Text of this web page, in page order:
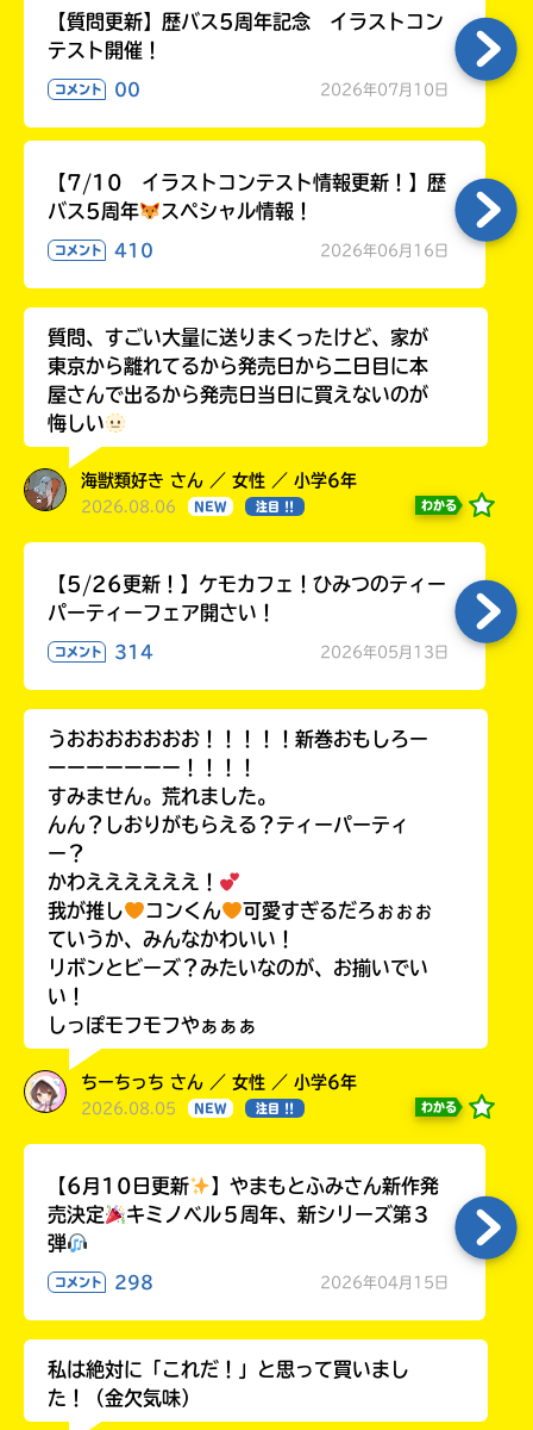
【質問更新】歴バス5周年記念 イラストコン
テスト開催！
コメント 00 2026年07月10日
【7/10 イラストコンテスト情報更新！】歴
バス5周年
スペシャル情報！
コメント 410 2026年06月16日
質問、すごい大量に送りまくったけど、家が
東京から離れてるから発売日から二日目に本
屋さんで出るから発売日当日に買えないのが
悔しい
海獣類好き さん ／ 女性 ／ 小学6年
2026.08.06 NEW 注目 !! わかる
【5/26更新！】ケモカフェ！ひみつのティー
パーティーフェア開さい！
コメント 314 2026年05月13日
うおおおおおおお！！！！！新巻おもしろー
ーーーーーーー！！！！
すみません。荒れました。
んん？しおりがもらえる？ティーパーティ
ー？
かわええええええ！
我が推し
コンくん
可愛すぎるだろぉぉぉ
ていうか、みんなかわいい！
リボンとビーズ？みたいなのが、お揃いでい
い！
しっぽモフモフやぁぁぁ
ちーちっち さん ／ 女性 ／ 小学6年
2026.08.05 NEW 注目 !! わかる
【6月10日更新
】やまもとふみさん新作発
売決定
キミノベル５周年、新シリーズ第３
弾
コメント 298 2026年04月15日
私は絶対に「これだ！」と思って買いまし
た！（金欠気味）